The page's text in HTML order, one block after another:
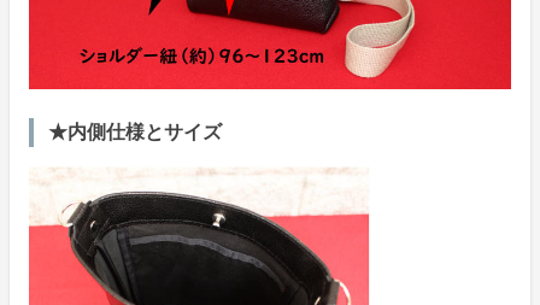
★内側仕様とサイズ